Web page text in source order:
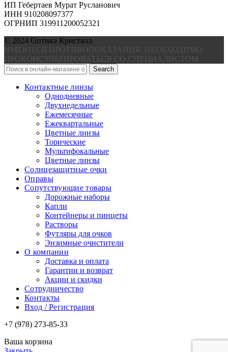
ИП Гебертаев Мурат Русланович
ИНН 910208097377
ОГРНИП 319911200052321
© 2024 Оптика Кристалл
ИМЕЮТСЯ ПРОТИВОПОКАЗАНИЯ, НЕОБХОДИМО
ПРОКОНСУЛЬТИРОВАТЬСЯ СО СПЕЦИАЛИСТОМ
Search
Контактные линзы
Однодневные
Двухнедельные
Ежемесячные
Ежеквартальные
Цветные линзы
Торические
Мультифокальные
Цветные линзы
Солнцезащитные очки
Оправы
Сопутствующие товары
Дорожные наборы
Капли
Контейнеры и пинцеты
Растворы
Футляры для очков
Энзимные очистители
О компании
Доставка и оплата
Гарантии и возврат
Акции и скидки
Сотрудничество
Контакты
Вход / Регистрация
+7 (978) 273-85-33
Ваша корзина